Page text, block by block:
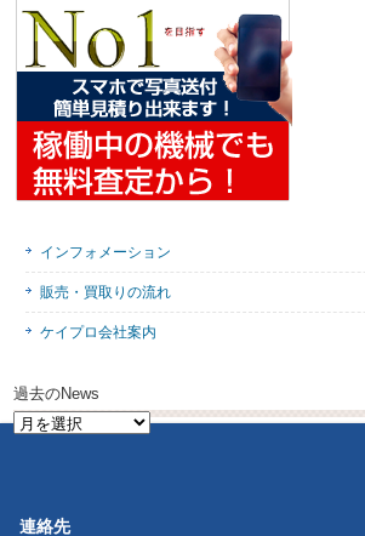
インフォメーション
販売・買取りの流れ
ケイプロ会社案内
過去のNews
過
連絡先